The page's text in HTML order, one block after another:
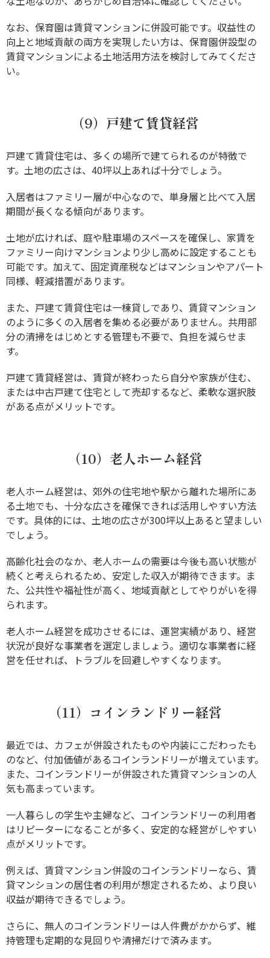
なお、保育園は賃貸マンションに併設可能です。収益性の
向上と地域貢献の両方を実現したい方は、保育園併設型の
賃貸マンションによる土地活用方法を検討してみてくださ
い。
（9）戸建て賃貸経営
戸建て賃貸住宅は、多くの場所で建てられるのが特徴で
す。土地の広さは、40坪以上あれば十分でしょう。
入居者はファミリー層が中心なので、単身層と比べて入居
期間が長くなる傾向があります。
土地が広ければ、庭や駐車場のスペースを確保し、家賃を
ファミリー向けマンションより少し高めに設定することも
可能です。加えて、固定資産税などはマンションやアパート
同様、軽減措置があります。
また、戸建て賃貸住宅は一棟貸しであり、賃貸マンション
のように多くの入居者を集める必要がありません。共用部
分の清掃をはじめとする管理も不要で、負担を減らせま
す。
戸建て賃貸経営は、賃貸が終わったら自分や家族が住む、
または中古戸建て住宅として売却するなど、柔軟な選択肢
がある点がメリットです。
（10）老人ホーム経営
老人ホーム経営は、郊外の住宅地や駅から離れた場所にあ
る土地でも、十分な広さを確保できれば活用しやすい方法
です。具体的には、土地の広さが300坪以上あると望ましい
でしょう。
高齢化社会のなか、老人ホームの需要は今後も高い状態が
続くと考えられるため、安定した収入が期待できます。ま
た、公共性や福祉性が高く、地域貢献としてやりがいを得
られます。
老人ホーム経営を成功させるには、運営実績があり、経営
状況が良好な事業者を選定しましょう。適切な事業者に経
営を任せれば、トラブルを回避しやすくなります。
（11）コインランドリー経営
最近では、カフェが併設されたものや内装にこだわったも
のなど、付加価値があるコインランドリーが増えています。
また、コインランドリーが併設された賃貸マンションの人
気も高まっています。
一人暮らしの学生や主婦など、コインランドリーの利用者
はリピーターになることが多く、安定的な経営がしやすい
点がメリットです。
例えば、賃貸マンション併設のコインランドリーなら、賃
貸マンションの居住者の利用が想定されるため、より良い
収益が期待できるでしょう。
さらに、無人のコインランドリーは人件費がかからず、維
持管理も定期的な見回りや清掃だけで済みます。